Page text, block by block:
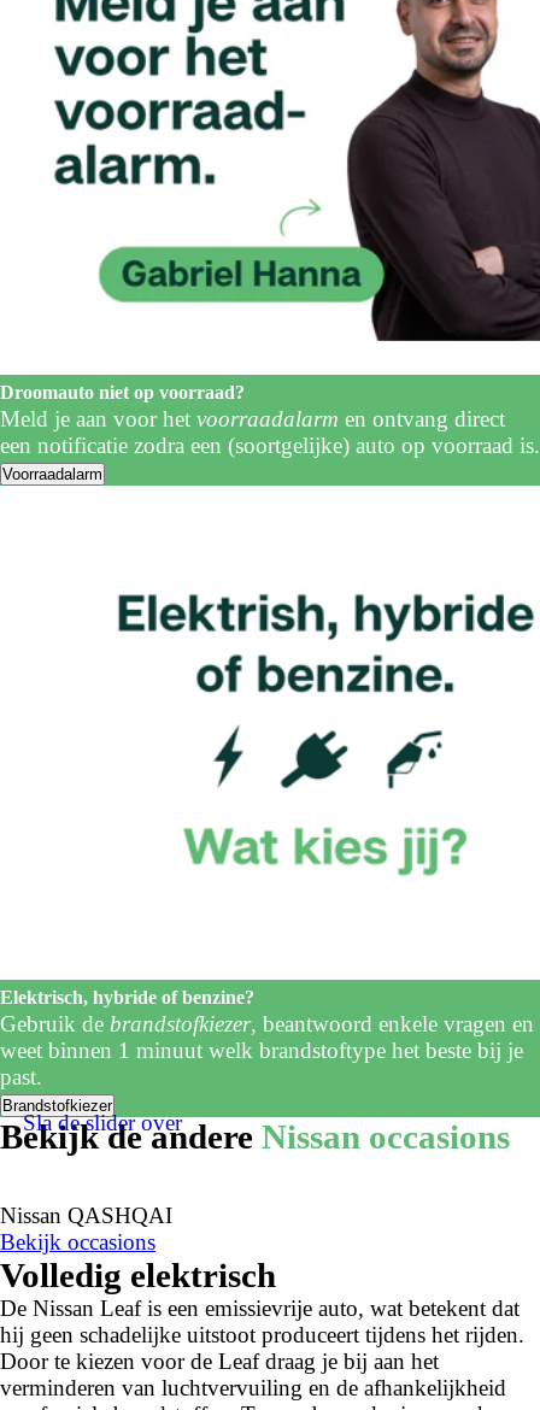
Droomauto niet op voorraad?
Meld je aan voor het voorraadalarm en ontvang direct
een notificatie zodra een (soortgelijke) auto op voorraad is.
Voorraadalarm
Elektrisch, hybride of benzine?
Gebruik de brandstofkiezer, beantwoord enkele vragen en
weet binnen 1 minuut welk brandstoftype het beste bij je
past.
Brandstofkiezer
Bekijk de andere Nissan occasions
Sla de slider over
Nissan QASHQAI
Bekijk occasions
Volledig elektrisch
De Nissan Leaf is een emissievrije auto, wat betekent dat
hij geen schadelijke uitstoot produceert tijdens het rijden.
Door te kiezen voor de Leaf draag je bij aan het
verminderen van luchtvervuiling en de afhankelijkheid